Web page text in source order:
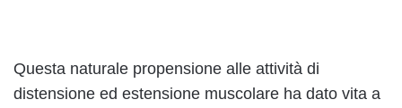
Questa naturale propensione alle attività di
distensione ed estensione muscolare ha dato vita a